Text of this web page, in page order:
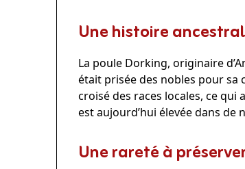
Une histoire
La poule Dorking, originaire
était prisée des nobles pour sa
croisé des races locales, ce qui
est aujourd’hui élevée dans
Une rareté à